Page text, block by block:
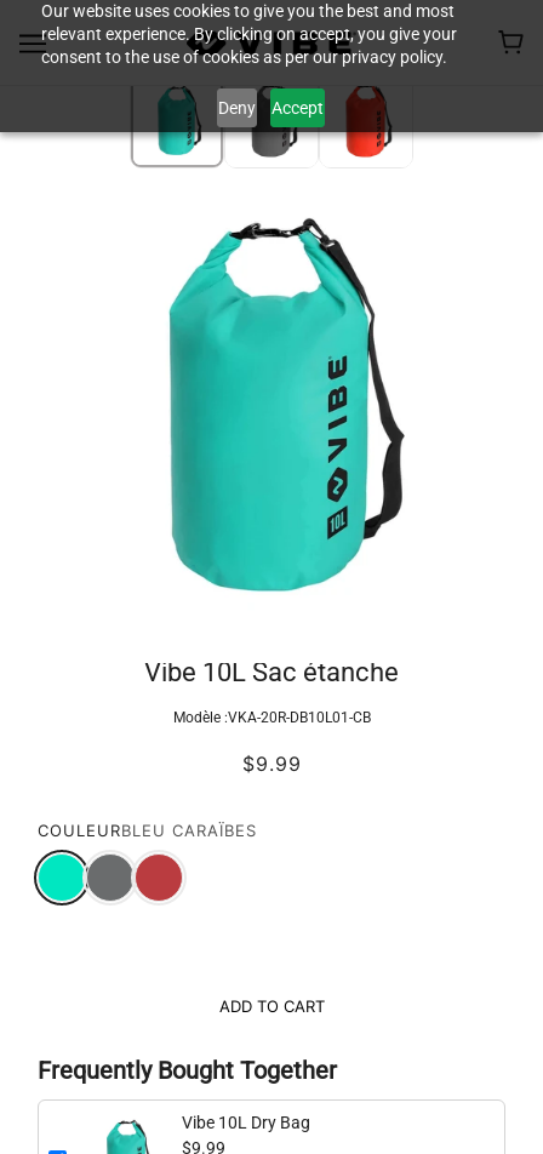
Our website uses cookies to give you the best and most
relevant experience. By clicking on accept, you give your
consent to the use of cookies as per our privacy policy.
Deny Accept
Vibe 10L Sac étanche
Modèle :VKA-20R-DB10L01-CB
$9.99
COULEURBLEU CARAÏBES
ADD TO CART
Frequently Bought Together
Vibe 10L Dry Bag
$9.99